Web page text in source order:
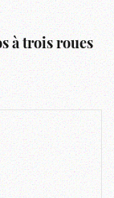
à trois roues